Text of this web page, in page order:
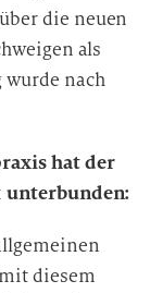
die neuen
als
wurde nach
hat der
unterbunden:
diesem